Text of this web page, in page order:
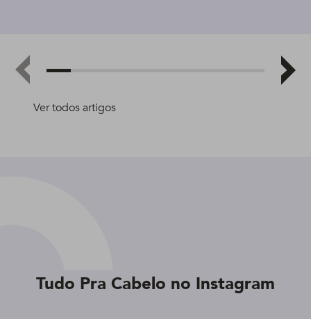
Ver todos artigos
Tudo Pra Cabelo no Instagram